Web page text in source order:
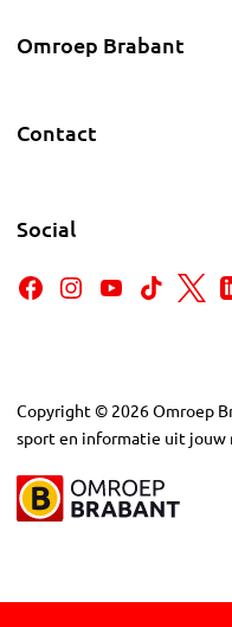
Omroep Brabant
Contact
Social
Copyright © 2026Omroep
sport en informatie uit jouw